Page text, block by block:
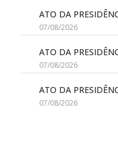
ATO DA
07/08/2026
ATO DA
07/08/2026
ATO DA
07/08/2026